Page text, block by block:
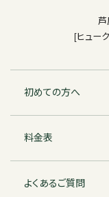
芦
[ヒュー
初めての方へ
料金表
よくあるご質問